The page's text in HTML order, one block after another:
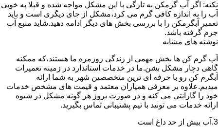
نکته: اگر آب گرمکن به تازگی با این مشکل مواجه شده و قبلا به خوبی
آب را به اندازه کافی گرم می کرد،مشکل از جای دیگری است و باید
تعمیر آبگرمکن را با بررسی بخش های دیگر ادامه دهید.شاید منبع آب
جرم گرفته باشد.
نوشته های مشابه
آب گرم کن ها بخش مهمی از زندگی روزمره ما هستند،که ممکنه
گاهی دچار مشکل بشن.ما در خدمات استاندارد در زمینه تعمیرات
آبگرم کن رو با حرفه ای ترین متخصصین شهر به شما ارائه
میدیم.علاوه بر معرفی همیاران معتمد و قیمت های مشخص خدمات
خود را گارانتی می کنه و در صورت بروز هر گونه مشکل در شیوه
ارائه خدمات می تونید با تیم پشتیبانی تماس بگیرید.
3.آب بیش از حد داغ است